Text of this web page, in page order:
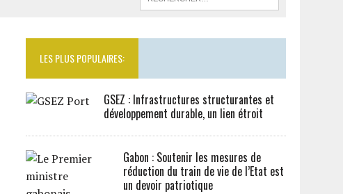
LES PLUS POPULAIRES:
GSEZ : Infrastructures structurantes et
développement durable, un lien étroit
Gabon : Soutenir les mesures de
réduction du train de vie de l’Etat est
un devoir patriotique